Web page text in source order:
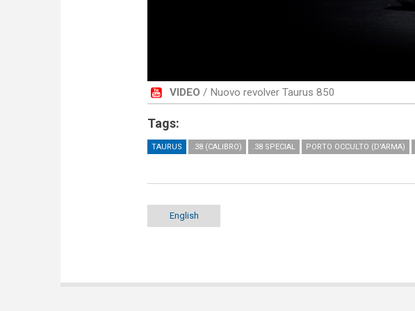
VIDEO / Nuovo revolver Taurus 850
Tags:
TAURUS .38 (CALIBRO) .38 SPECIAL PORTO OCCULTO (D'ARMA)
English